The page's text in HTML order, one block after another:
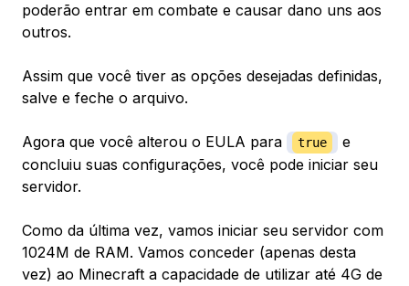
poderão entrar em combate e causar dano uns aos
outros.
Assim que você tiver as opções desejadas definidas,
salve e feche o arquivo.
Agora que você alterou o EULA para true
e
concluiu suas configurações, você pode iniciar seu
servidor.
Como da última vez, vamos iniciar seu servidor com
1024M de RAM. Vamos conceder (apenas desta
vez) ao Minecraft a capacidade de utilizar até 4G de